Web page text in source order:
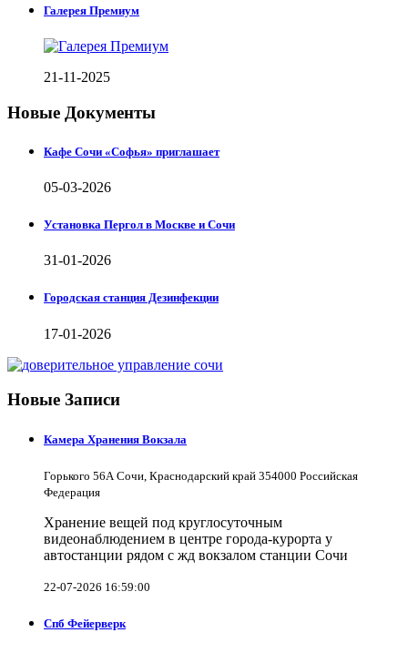
Галерея Премиум
21-11-2025
Новые Документы
Кафе Сочи «Софья» приглашает
05-03-2026
Установка Пергол в Москве и Сочи
31-01-2026
Городская станция Дезинфекции
17-01-2026
Новые Записи
Камера Хранения Вокзала
Горького 56А Сочи, Краснодарский край 354000 Российская
Федерация
Хранение вещей под круглосуточным
видеонаблюдением в центре города-курорта у
автостанции рядом с жд вокзалом станции Сочи
22-07-2026 16:59:00
Спб Фейерверк